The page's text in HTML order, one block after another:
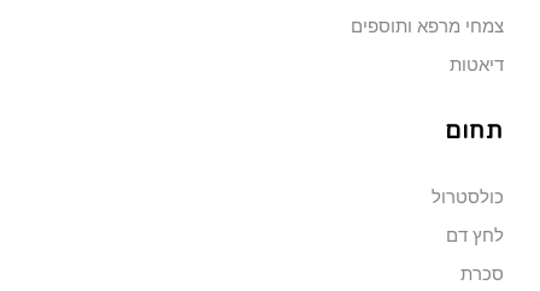
צמחי מרפא ותוספים
דיאטות
תחום
כולסטרול
לחץ דם
סכרת